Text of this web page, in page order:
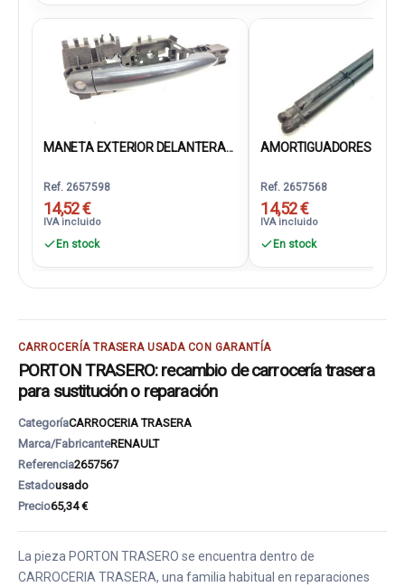
MANETA EXTERIOR DELANTERA...
Ref. 2657598
14,52 €
IVA incluido
En stock
AMORTIGUADORES
Ref. 2657568
14,52 €
IVA incluido
En stock
CARROCERÍA TRASERA USADA CON GARANTÍA
PORTON TRASERO: recambio de carrocería trasera
para sustitución o reparación
CategoríaCARROCERIA TRASERA
Marca/FabricanteRENAULT
Referencia2657567
Estadousado
Precio65,34 €
La pieza PORTON TRASERO se encuentra dentro de
CARROCERIA TRASERA, una familia habitual en reparaciones